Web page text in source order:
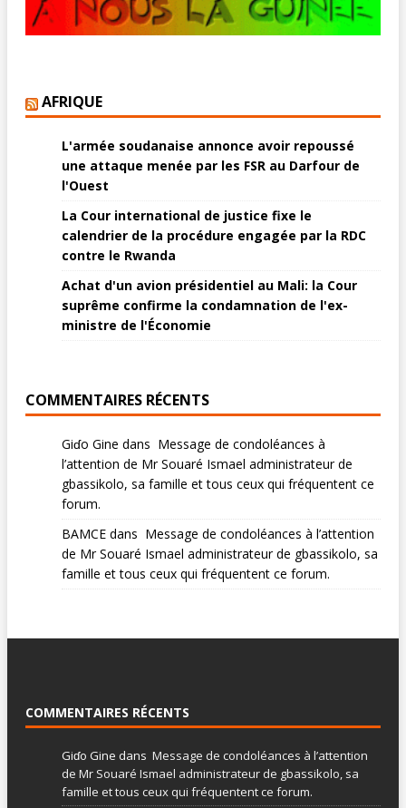
AFRIQUE
L'armée soudanaise annonce avoir repoussé
une attaque menée par les FSR au Darfour de
l'Ouest
La Cour international de justice fixe le
calendrier de la procédure engagée par la RDC
contre le Rwanda
Achat d'un avion présidentiel au Mali: la Cour
suprême confirme la condamnation de l'ex-
ministre de l'Économie
COMMENTAIRES RÉCENTS
Giɗo Gine dans Message de condoléances à
l’attention de Mr Souaré Ismael administrateur de
gbassikolo, sa famille et tous ceux qui fréquentent ce
forum.
BAMCE dans Message de condoléances à l’attention
de Mr Souaré Ismael administrateur de gbassikolo, sa
famille et tous ceux qui fréquentent ce forum.
COMMENTAIRES RÉCENTS
Giɗo Gine dans Message de condoléances à l’attention
de Mr Souaré Ismael administrateur de gbassikolo, sa
famille et tous ceux qui fréquentent ce forum.